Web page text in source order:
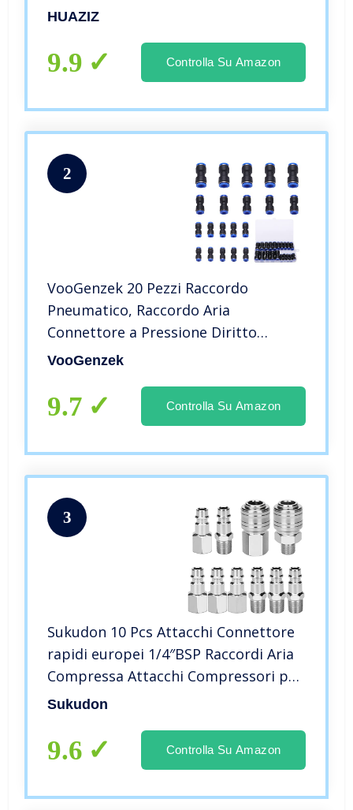
a innesto rapido a innesto Connettori
10mm 12mm
HUAZIZ
9.9 Controlla Su Amazon
2
VooGenzek 20 Pezzi Raccordo
Pneumatico, Raccordo Aria
Connettore a Pressione Diritto
Accessori, Tubo Aria Raccordo
per Tubo 6mm / 8mm / 10mm /
12mm
VooGenzek
9.7 Controlla Su Amazon
3
Sukudon 10 Pcs Attacchi Connettore
rapidi europei 1/4″BSP Raccordi Aria
Compressa Attacchi Compressori per
Linea Aria Compressa Attacco Rapido
connettori Maschio
Sukudon
9.6 Controlla Su Amazon